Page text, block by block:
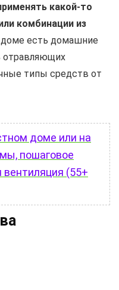
какой-то
комбинации из
есть домашние
отравляющих
типы средств от
доме или на
пошаговое
вентиляция (55+